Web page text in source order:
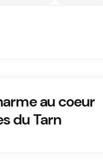
au coeur
du Tarn